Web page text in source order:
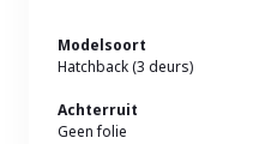
Modelsoort
Hatchback (3 deurs)
Achterruit
Geen folie